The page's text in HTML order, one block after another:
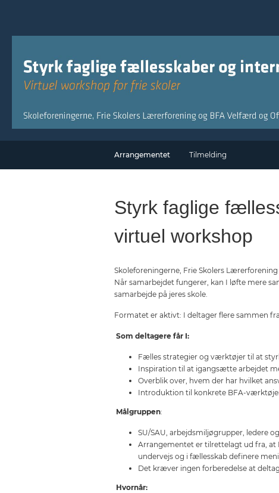
Arrangementet Tilmelding
Styrk faglige
virtuel workshop
Skoleforeningerne, Frie Skolers
Når samarbejdet fungerer, kan I løfte mere
samarbejde på jeres skole.
Formatet er aktivt: I deltager flere sammen
Som deltagere får I:
Fælles strategier og værktøjer til at
Inspiration til at igangsætte arbejdet
Overblik over, hvem der har hvilket
Introduktion til konkrete BFA-
Målgruppen:
SU/SAU, arbejdsmiljøgrupper, ledere
Arrangementet er tilrettelagt ud fra, at
undervejs og i fællesskab definere
Det kræver ingen forberedelse at
Hvornår: